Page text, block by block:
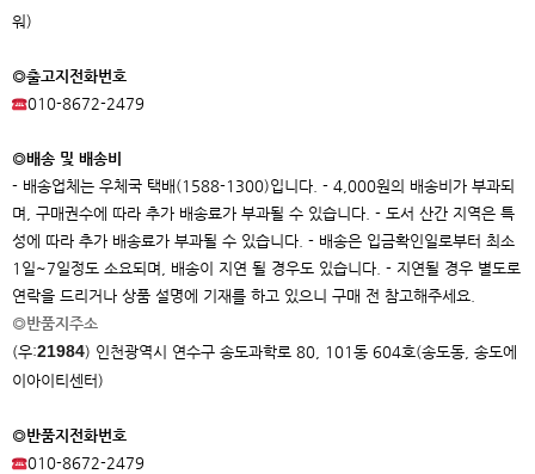
워)
◎출고지전화번호
010-8672-2479
◎배송 및 배송비
- 배송업체는 우체국 택배(1588-1300)입니다. - 4,000원의 배송비가 부과되
며, 구매권수에 따라 추가 배송료가 부과될 수 있습니다. - 도서 산간 지역은 특
성에 따라 추가 배송료가 부과될 수 있습니다. - 배송은 입금확인일로부터 최소
1일~7일정도 소요되며, 배송이 지연 될 경우도 있습니다. - 지연될 경우 별도로
연락을 드리거나 상품 설명에 기재를 하고 있으니 구매 전 참고해주세요.
◎반품지주소
(우:21984) 인천광역시 연수구 송도과학로 80, 101동 604호(송도동, 송도에
이아이 티센터)
◎반품지전화번호
010-8672-2479